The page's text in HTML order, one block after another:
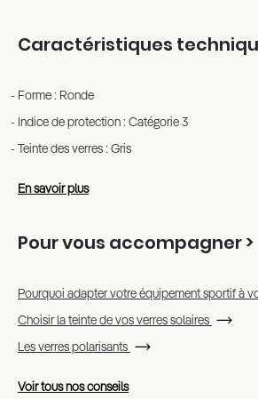
Caractéristiques
Forme : Ronde
Indice de protection : Catégorie 3
Teinte des verres : Gris
En savoir plus
Pour vous accompagner >
Pourquoi adapter votre équipement sportif à
Choisir la teinte de vos verres solaires
Les verres polarisants
Voir tous nos conseils